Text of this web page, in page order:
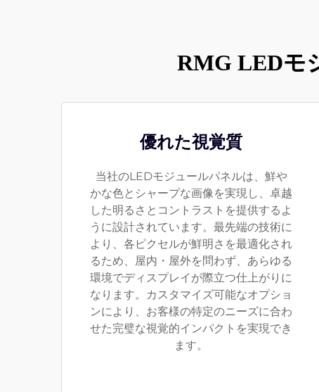
RMG LEDモ
優れた視覚質
当社のLEDモジュールパネルは、鮮や
かな色とシャープな画像を実現し、卓越
した明るさとコントラストを提供するよ
うに設計されています。最先端の技術に
より、各ピクセルが鮮明さを最適化され
るため、屋内・屋外を問わず、あらゆる
環境でディスプレイが際立つ仕上がりに
なります。カスタマイズ可能なオプショ
ンにより、お客様の特定のニーズに合わ
せた完璧な視覚的インパクトを実現でき
ます。